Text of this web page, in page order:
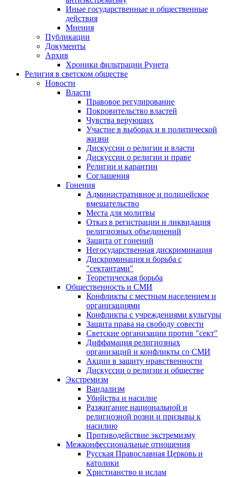
Иные государственные и общественные
действия
Мнения
Публикации
Документы
Архив
Хроники фильтрации Рунета
Религия в светском обществе
Новости
Власти
Правовое регулирование
Покровительство властей
Чувства верующих
Участие в выборах и в политической
жизни
Дискуссии о религии и власти
Дискуссии о религии и праве
Религии и карантин
Соглашения
Гонения
Административное и полицейское
вмешательство
Места для молитвы
Отказ в регистрации и ликвидация
религиозных объединений
Защита от гонений
Негосударственная дискриминация
Дискриминация и борьба с
"сектантами"
Теоретическая борьба
Общественность и СМИ
Конфликты с местным населением и
организациями
Конфликты с учреждениями культуры
Защита права на свободу совести
Светские организации против "сект"
Диффамация религиозных
организаций и конфликты со СМИ
Акции в защиту нравственности
Дискуссии о религии и обществе
Экстремизм
Вандализм
Убийства и насилие
Разжигание национальной и
религиозной розни и призывы к
насилию
Противодействие экстремизму
Межконфессиональные отношения
Русская Православная Церковь и
католики
Христианство и ислам